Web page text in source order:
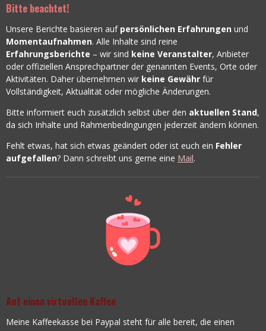
Bitte beachtet!
Unsere Berichte basieren auf persönlichen Erfahrungen und
Momentaufnahmen. Alle Inhalte sind reine
Erfahrungsberichte – wir sind keine Veranstalter, Anbieter
oder offiziellen Ansprechpartner der genannten Events, Orte oder
Aktivitäten. Daher übernehmen wir keine Gewähr für
Vollständigkeit, Aktualität oder mögliche Änderungen.
Bitte informiert euch zusätzlich selbst über den aktuellen Stand,
da sich Inhalte und Rahmenbedingungen jederzeit ändern können.
Fehlt etwas, hat sich etwas geändert oder ist euch ein Fehler
aufgefallen? Dann schreibt uns gerne eine Mail.
Auf einen virtuellen Kaffee
Meine Kaffeekasse bei Paypal steht für alle bereit, die einen